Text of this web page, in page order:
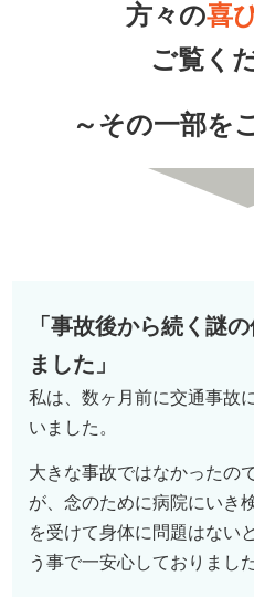
方々の喜
ご覧く
～その一部を
「 事故後から続く謎
ました 」
私は、数ヶ月前に交通事故
いました。
大きな事故ではなかったの
が、念のために病院にいき
を受けて身体に問題はない
う事で一安心しておりました